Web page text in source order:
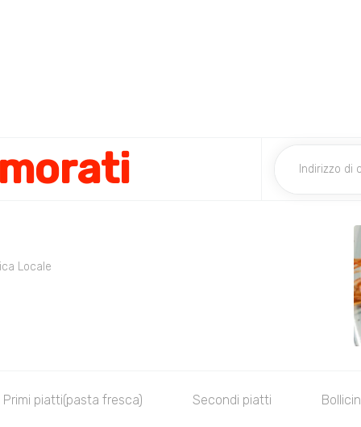
Locale
Primi piatti(pasta fresca) Secondi piatti